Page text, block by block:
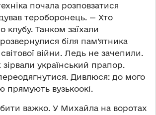
почала розповзатися
тероборонець. — Хто
клубу. Танком заїхали
біля пам’ятника
війни. Ледь не зачепили.
український прапор.
Дивлюся: до мого
прямують вузькоокі.
важко. У Михайла на воротах